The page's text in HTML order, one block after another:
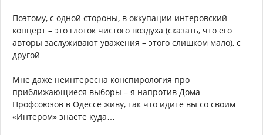
Поэтому, с одной стороны, в оккупации интеровский
концерт – это глоток чистого воздуха (сказать, что его
авторы заслуживают уважения – этого слишком мало), с
другой…
Мне даже неинтересна конспирология про
приближающиеся выборы – я напротив Дома
Профсоюзов в Одессе живу, так что идите вы со своим
«Интером» знаете куда…